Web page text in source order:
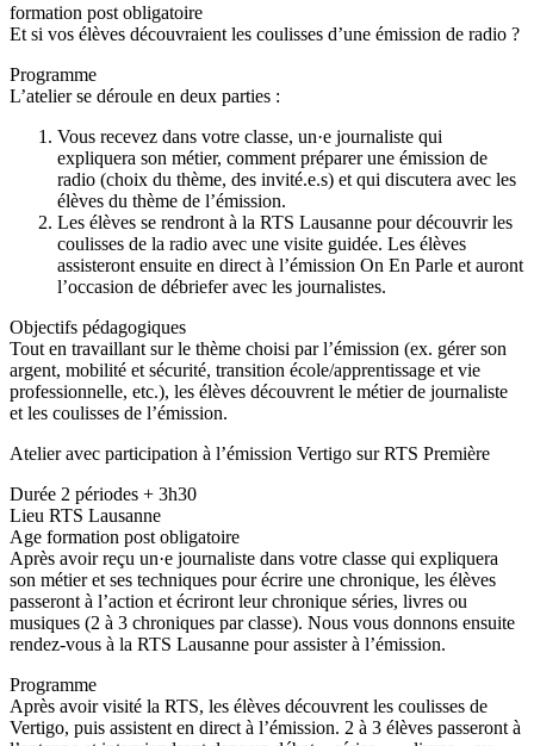
formation post obligatoire
Et si vos élèves découvraient les coulisses d’une émission de radio ?
Programme
L’atelier se déroule en deux parties :
Vous recevez dans votre classe, un·e journaliste qui
expliquera son métier, comment préparer une émission de
radio (choix du thème, des invité.e.s) et qui discutera avec les
élèves du thème de l’émission.
Les élèves se rendront à la RTS Lausanne pour découvrir les
coulisses de la radio avec une visite guidée. Les élèves
assisteront ensuite en direct à l’émission On En Parle et auront
l’occasion de débriefer avec les journalistes.
Objectifs pédagogiques
Tout en travaillant sur le thème choisi par l’émission (ex. gérer son
argent, mobilité et sécurité, transition école/apprentissage et vie
professionnelle, etc.), les élèves découvrent le métier de journaliste
et les coulisses de l’émission.
Atelier avec participation à l’émission Vertigo sur RTS Première
Durée 2 périodes + 3h30
Lieu RTS Lausanne
Age formation post obligatoire
Après avoir reçu un·e journaliste dans votre classe qui expliquera
son métier et ses techniques pour écrire une chronique, les élèves
passeront à l’action et écriront leur chronique séries, livres ou
musiques (2 à 3 chroniques par classe). Nous vous donnons ensuite
rendez-vous à la RTS Lausanne pour assister à l’émission.
Programme
Après avoir visité la RTS, les élèves découvrent les coulisses de
Vertigo, puis assistent en direct à l’émission. 2 à 3 élèves passeront à